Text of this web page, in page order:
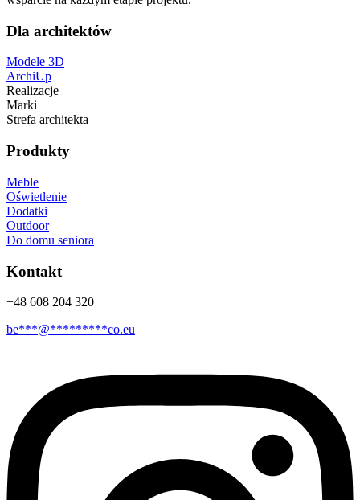
Dla architektów
Modele 3D
ArchiUp
Realizacje
Marki
Strefa architekta
Produkty
Meble
Oświetlenie
Dodatki
Outdoor
Do domu seniora
Kontakt
+48 608 204 320
be***@*********co.eu